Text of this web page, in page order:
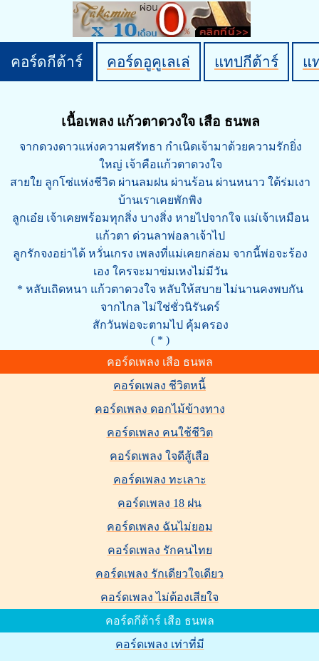
คอร์ดกีต้าร์ คอร์ดอูคูเลเล่ แทปกีต้าร์ แ
เนื้อเพลง แก้วตาดวงใจ เสือ ธนพล
จากดวงดาวแห่งความศรัทธา กำเนิดเจ้ามาด้วยความรักยิ่ง
ใหญ่ เจ้าคือแก้วตาดวงใจ
สายใย ลูกโซ่แห่งชีวิต ผ่านลมฝน ผ่านร้อน ผ่านหนาว ใต้ร่มเงา
บ้านเราเคยพักพิง
ลูกเอ๋ย เจ้าเคยพร้อมทุกสิ่ง บางสิ่ง หายไปจากใจ แม่เจ้าเหมือน
แก้วตา ด่วนลาพ่อลาเจ้าไป
ลูกรักจงอย่าได้ หวั่นเกรง เพลงที่แม่เคยกล่อม จากนี้พ่อจะร้อง
เอง ใครจะมาข่มเหงไม่มีวัน
* หลับเถิดหนา แก้วตาดวงใจ หลับให้สบาย ไม่นานคงพบกัน
จากไกล ไม่ใช่ชั่วนิรันดร์
สักวันพ่อจะตามไป คุ้มครอง
( * )
คอร์ดเพลง เสือ ธนพล
คอร์ดเพลง ชีวิตหนี้
คอร์ดเพลง ดอกไม้ข้างทาง
คอร์ดเพลง คนใช้ชีวิต
คอร์ดเพลง ใจดีสู้เสือ
คอร์ดเพลง ทะเลาะ
คอร์ดเพลง 18 ฝน
คอร์ดเพลง ฉันไม่ยอม
คอร์ดเพลง รักคนไทย
คอร์ดเพลง รักเดียวใจเดียว
คอร์ดเพลง ไม่ต้องเสียใจ
คอร์ดกีต้าร์ เสือ ธนพล
คอร์ดเพลง เท่าที่มี